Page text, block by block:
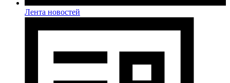
Лента новостей